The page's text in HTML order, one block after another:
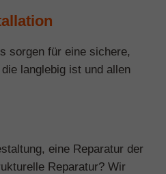
sorgen für eine sichere,
langlebig ist und allen
eine Reparatur der
Reparatur? Wir